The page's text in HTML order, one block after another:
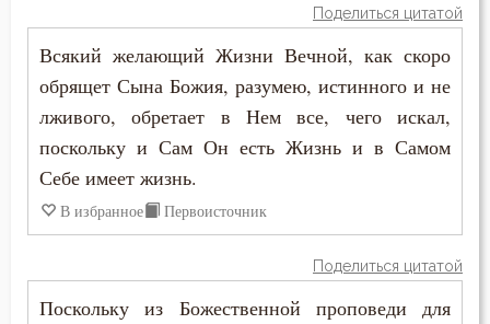
Воплощение
Воскресение
Гадание
Гнев
Макарий Оптинский (Иванов)
Николай Сербский
Симеон Новый Богослов
Поделиться цитатой
Всякий желающий Жизни Вечной, как скоро
обрящет Сына Божия, разумею, истинного и не
лживого, обретает в Нем все, чего искал,
поскольку и Сам Он есть Жизнь и в Самом
Себе имеет жизнь.
В избранное Первоисточник
Поделиться цитатой
Поскольку из Божественной проповеди для